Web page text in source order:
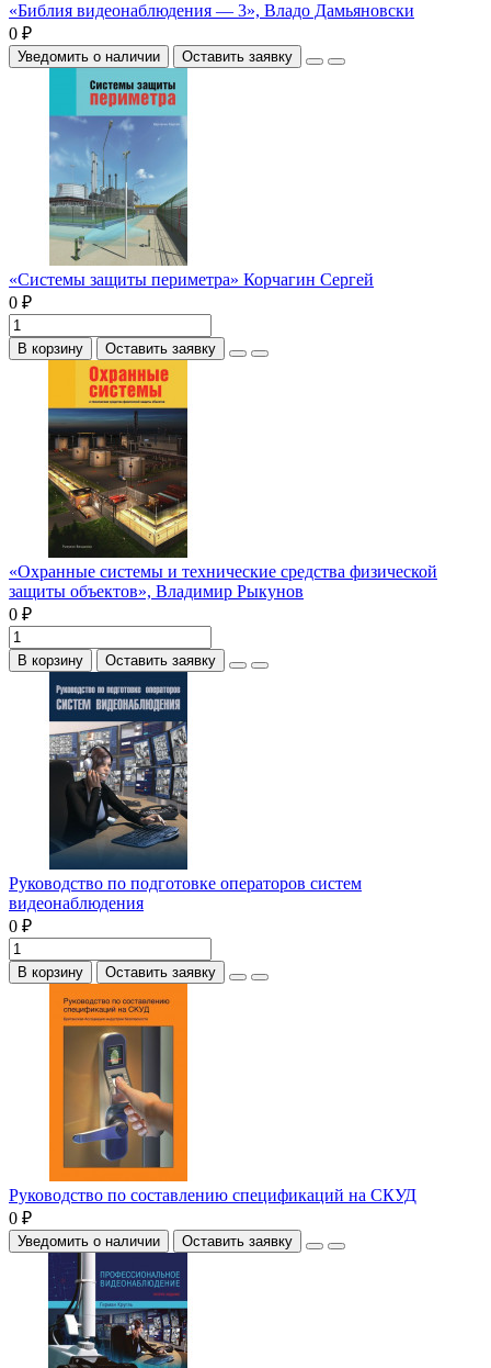
«Библия видеонаблюдения — 3», Владо Дамьяновски
0 ₽
Уведомить о наличии Оставить заявку
«Системы защиты периметра» Корчагин Сергей
0 ₽
В корзину Оставить заявку
«Охранные системы и технические средства физической
защиты объектов», Владимир Рыкунов
0 ₽
В корзину Оставить заявку
Руководство по подготовке операторов систем
видеонаблюдения
0 ₽
В корзину Оставить заявку
Руководство по составлению спецификаций на СКУД
0 ₽
Уведомить о наличии Оставить заявку